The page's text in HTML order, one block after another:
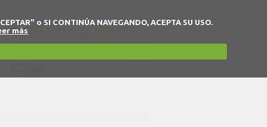
o SI CONTINÚA NAVEGANDO, ACEPTA SU USO.
más
NEWSLETTER OF VEHICLE